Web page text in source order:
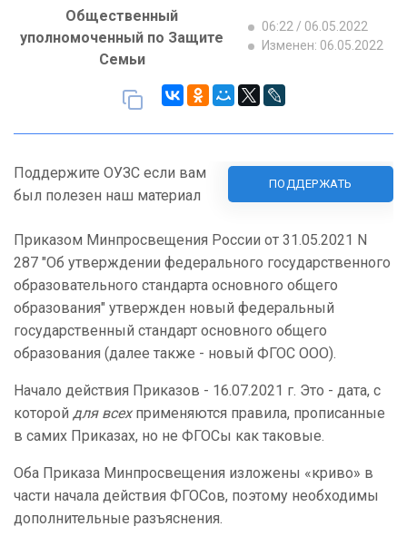
Общественный
уполномоченный по Защите
Семьи
06:22 / 06.05.2022
Изменен: 06.05.2022
Поддержите ОУЗС если вам
был полезен наш материал
ПОДДЕРЖАТЬ
Приказом Минпросвещения России от 31.05.2021 N
287 "Об утверждении федерального государственного
образовательного стандарта основного общего
образования" утвержден новый федеральный
государственный стандарт основного общего
образования (далее также - новый ФГОС ООО).
Начало действия Приказов - 16.07.2021 г. Это - дата, с
которой для всехприменяются правила, прописанные
в самих Приказах, но не ФГОСы как таковые.
Оба Приказа Минпросвещения изложены «криво» в
части начала действия ФГОСов, поэтому необходимы
дополнительные разъяснения.